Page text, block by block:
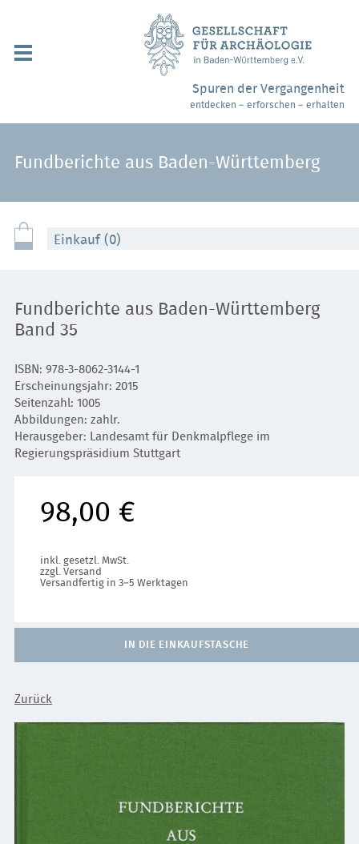
Über uns / Mitgliedschaft
Partner / Links
Webshop
Spuren der Vergangenheit
entdecken – erforschen – erhalten
Fundberichte aus Baden-Württemberg
Einkauf (0)
Fundberichte aus Baden-Württemberg
Band 35
ISBN: 978-3-8062-3144-1
Erscheinungsjahr: 2015
Seitenzahl: 1005
Abbildungen: zahlr.
Herausgeber: Landesamt für Denkmalpflege im
Regierungspräsidium Stuttgart
98,00 €
inkl. gesetzl. MwSt.
zzgl. Versand
Versandfertig in 3–5 Werktagen
IN DIE EINKAUFSTASCHE
Zurück